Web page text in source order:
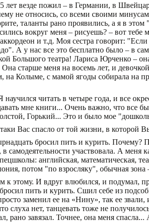
лет везде пожил – в Германии, в
не относись, со всеми своими
таланты рано проявились, а я в
вокруг меня – рисуешь? – вот
и т.д. Моя сестра говорит:
А у нас все это бесплатно было – в
Большого театра! Лариса Юрченко –
старше меня на восемь лет, и
на Колыме, с мамой ягоды собирала на
научился читать в четыре года, и все
мне книги... Очень важно, что все
Горький... Это и было мое
Вас спасло от той жизни, в которой
бросил пить и курить. Почему?
в самодеятельности участвовала. А
английская, математическая,
потом "по взросляку", обычная
этому. И вдруг влюбился, и подумал,
пить и курить. Сшил себе из
заменил ее на «Нину», так ее
слуха нет, танцевать тоже не
рано завязал. Точнее, она меня